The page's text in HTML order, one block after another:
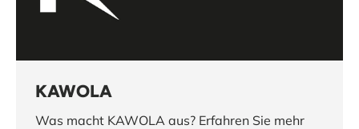
KAWOLA
Was macht KAWOLA aus? Erfahren Sie mehr